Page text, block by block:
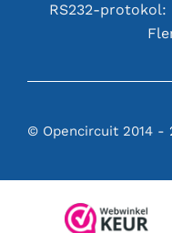
RS232-protokol:
© Opencircuit 2014 -